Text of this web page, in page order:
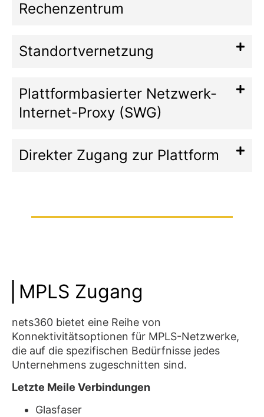
Rechenzentrum
Standortvernetzung
Plattformbasierter Netzwerk-
Internet-Proxy (SWG)
Direkter Zugang zur Plattform
MPLS Zugang
nets360 bietet eine Reihe von
Konnektivitätsoptionen für MPLS-Netzwerke,
die auf die spezifischen Bedürfnisse jedes
Unternehmens zugeschnitten sind.
Letzte Meile Verbindungen
Glasfaser